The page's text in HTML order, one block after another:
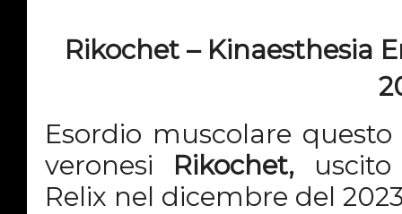
Rikochet – Kinaesthesia
Esordio muscolare questo
veronesi Rikochet,
Relix nel dicembre del